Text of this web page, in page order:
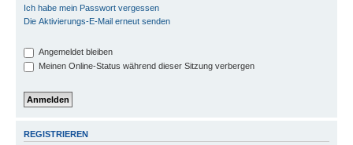
Ich habe mein Passwort vergessen
Die Aktivierungs-E-Mail erneut senden
Angemeldet bleiben
Meinen Online-Status während dieser Sitzung verbergen
REGISTRIEREN